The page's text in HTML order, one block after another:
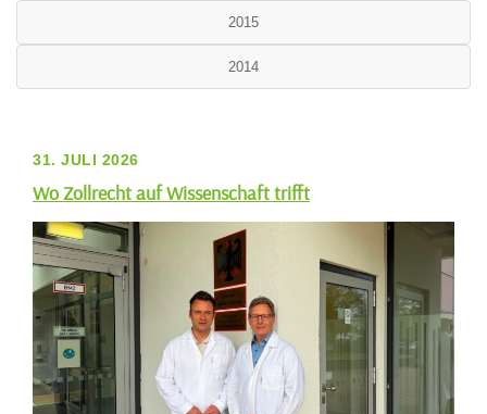
2015
2014
31. JULI 2026
Wo Zollrecht auf Wissenschaft trifft